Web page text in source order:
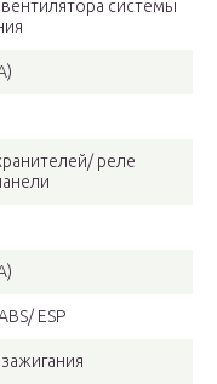
системы
реле
ESР